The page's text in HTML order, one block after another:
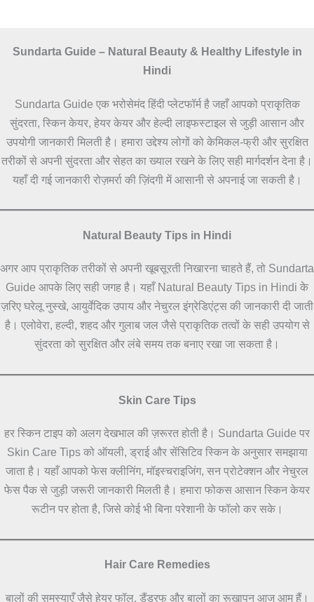
Sundarta Guide – Natural Beauty & Healthy Lifestyle in
Hindi
Sundarta Guide एक भरोसेमंद हिंदी प्लेटफॉर्म है जहाँ आपको प्राकृतिक
सुंदरता, स्किन केयर, हेयर केयर और हेल्दी लाइफस्टाइल से जुड़ी आसान और
उपयोगी जानकारी मिलती है। हमारा उद्देश्य लोगों को केमिकल-फ्री और सुरक्षित
तरीकों से अपनी सुंदरता और सेहत का ख्याल रखने के लिए सही मार्गदर्शन देना है।
यहाँ दी गई जानकारी रोज़मर्रा की ज़िंदगी में आसानी से अपनाई जा सकती है।
Natural Beauty Tips in Hindi
अगर आप प्राकृतिक तरीकों से अपनी खूबसूरती निखारना चाहते हैं, तो Sundarta
Guide आपके लिए सही जगह है। यहाँ Natural Beauty Tips in Hindi के
ज़रिए घरेलू नुस्खे, आयुर्वेदिक उपाय और नेचुरल इंग्रेडिएंट्स की जानकारी दी जाती
है। एलोवेरा, हल्दी, शहद और गुलाब जल जैसे प्राकृतिक तत्वों के सही उपयोग से
सुंदरता को सुरक्षित और लंबे समय तक बनाए रखा जा सकता है।
Skin Care Tips
हर स्किन टाइप को अलग देखभाल की ज़रूरत होती है। Sundarta Guide पर
Skin Care Tips को ऑयली, ड्राई और सेंसिटिव स्किन के अनुसार समझाया
जाता है। यहाँ आपको फेस क्लीनिंग, मॉइस्चराइजिंग, सन प्रोटेक्शन और नेचुरल
फेस पैक से जुड़ी जरूरी जानकारी मिलती है। हमारा फोकस आसान स्किन केयर
रूटीन पर होता है, जिसे कोई भी बिना परेशानी के फॉलो कर सके।
Hair Care Remedies
बालों की समस्याएँ जैसे हेयर फॉल, डैंड्रफ और बालों का रूखापन आज आम हैं।